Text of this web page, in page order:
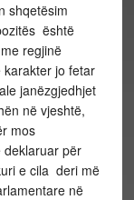
shqetësim
është
regjinë
jo fetar
janëzgjedhjet
në vjeshtë,
mos
deklaruar për
e cila deri më
në